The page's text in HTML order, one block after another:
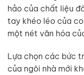
hảo của chất liệu
tay khéo léo của
một nét văn hóa
Lựa chọn các bức
của ngôi nhà mới